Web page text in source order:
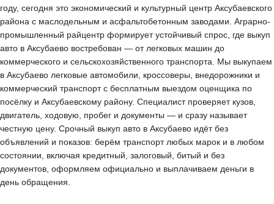
году, сегодня это экономический и культурный центр Аксубаевского
района с маслодельным и асфальтобетонным заводами. Аграрно-
промышленный райцентр формирует устойчивый спрос, где выкуп
авто в Аксубаево востребован — от легковых машин до
коммерческого и сельскохозяйственного транспорта. Мы выкупаем
в Аксубаево легковые автомобили, кроссоверы, внедорожники и
коммерческий транспорт с бесплатным выездом оценщика по
посёлку и Аксубаевскому району. Специалист проверяет кузов,
двигатель, ходовую, пробег и документы — и сразу называет
честную цену. Срочный выкуп авто в Аксубаево идёт без
объявлений и показов: берём транспорт любых марок и в любом
состоянии, включая кредитный, залоговый, битый и без
документов, оформляем официально и выплачиваем деньги в
день обращения.